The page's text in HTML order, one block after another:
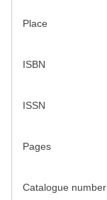
Place
ISBN
ISSN
Pages
Catalogue number